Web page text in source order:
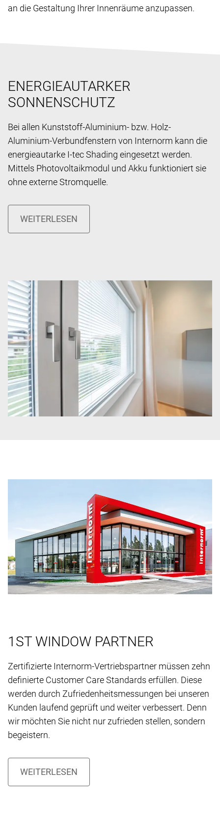
an die Gestaltung Ihrer Innenräume anzupassen.
ENERGIEAUTARKER
SONNENSCHUTZ
Bei allen Kunststoff-Aluminium- bzw. Holz-
Aluminium-Verbundfenstern von Internorm kann die
energieautarke I-tec Shading eingesetzt werden.
Mittels Photovoltaikmodul und Akku funktioniert sie
ohne externe Stromquelle.
1ST WINDOW PARTNER
Zertifizierte Internorm-Vertriebspartner müssen zehn
definierte Customer Care Standards erfüllen. Diese
werden durch Zufriedenheitsmessungen bei unseren
Kunden laufend geprüft und weiter verbessert. Denn
wir möchten Sie nicht nur zufrieden stellen, sondern
begeistern.